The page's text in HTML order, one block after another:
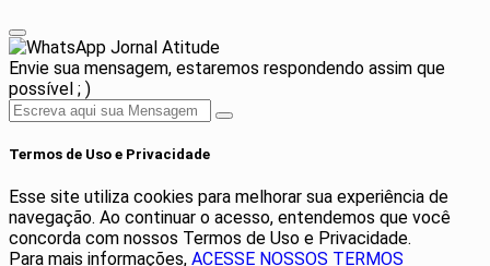
Jornal Atitude
Envie sua mensagem, estaremos respondendo assim que
possível ; )
Termos de Uso e Privacidade
Esse site utiliza cookies para melhorar sua experiência de
navegação. Ao continuar o acesso, entendemos que você
concorda com nossos Termos de Uso e Privacidade.
Para mais informações, ACESSE NOSSOS TERMOS